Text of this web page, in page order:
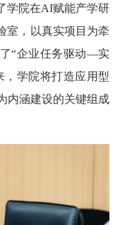
学院在AI赋能产学研
室，以真实项目为牵
“企业任务驱动—实
学院将打造应用型
内涵建设的关键组成